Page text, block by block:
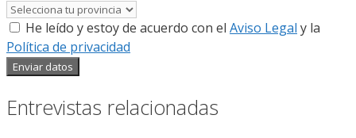
He leído y estoy de acuerdo con el Aviso Legal y la
Política de privacidad
Enviar datos
Entrevistas relacionadas